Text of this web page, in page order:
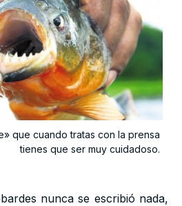
que cuando tratas con la prensa
tienes que ser muy cuidadoso.
nunca se escribió nada,